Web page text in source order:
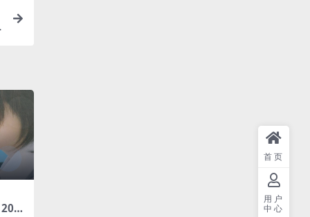
首页
用户
中心